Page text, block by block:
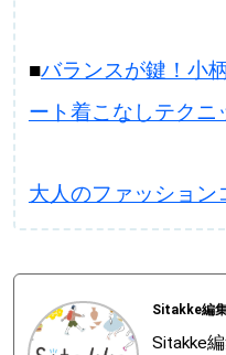
■バランスが鍵！小
ート着こなしテクニ
大人のファッション
Sitakke編
Sitakke